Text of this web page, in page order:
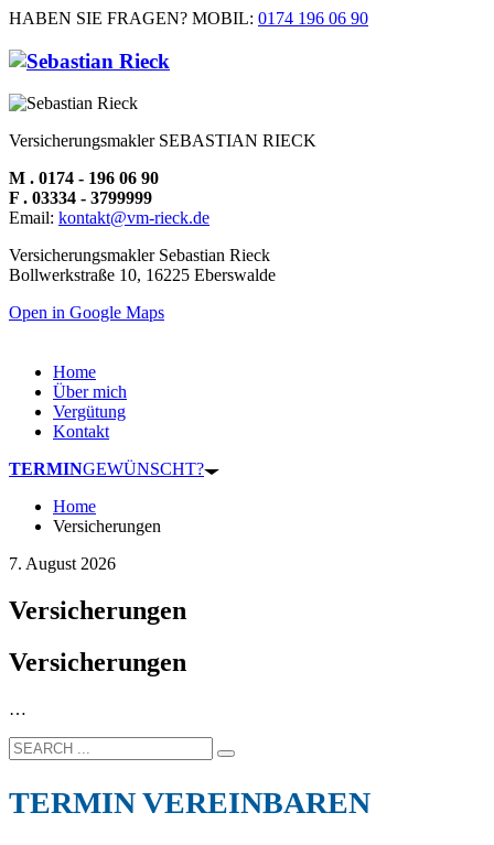
HABEN SIE FRAGEN? MOBIL: 0174 196 06 90
Versicherungsmakler SEBASTIAN RIECK
M . 0174 - 196 06 90
F . 03334 - 3799999
Email: kontakt@vm-rieck.de
Versicherungsmakler Sebastian Rieck
Bollwerkstraße 10, 16225 Eberswalde
Open in Google Maps
Home
Über mich
Vergütung
Kontakt
TERMINGEWÜNSCHT?
Home
Versicherungen
7. August 2026
Versicherungen
Versicherungen
…
TERMIN VEREINBAREN